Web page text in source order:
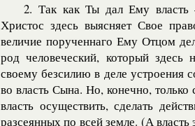
2. Так как Ты дал Ему
Христос здесь выясняет Свое
величие порученнаго Ему Отцом
род человеческий, который
своему безсилию в деле устроения
во власть Сына. Но, конечно,
власть осуществить, сделать
разсеянных по всей земле. (А